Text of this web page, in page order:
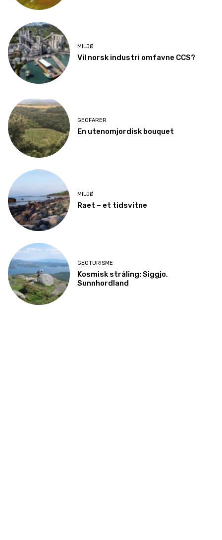
MILJØ
Vil norsk industri omfavne CCS?
GEOFARER
En utenomjordisk bouquet
MILJØ
Raet – et tidsvitne
GEOTURISME
Kosmisk stråling: Siggjo,
Sunnhordland